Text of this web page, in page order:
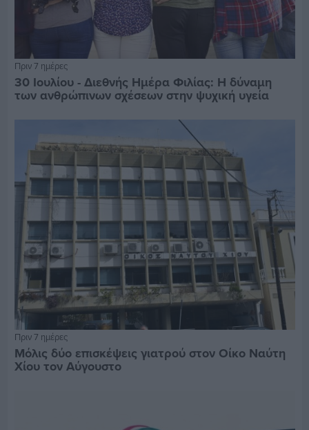
Πριν 7 ημέρες
30 Ιουλίου - Διεθνής Ημέρα Φιλίας: Η δύναμη
των ανθρώπινων σχέσεων στην ψυχική υγεία
Πριν 7 ημέρες
Μόλις δύο επισκέψεις γιατρού στον Οίκο Ναύτη
Χίου τον Αύγουστο